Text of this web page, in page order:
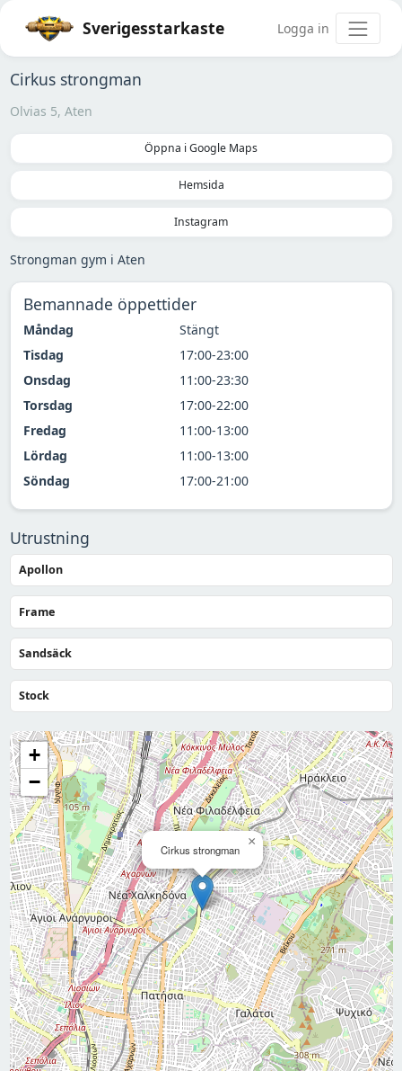
Sverigesstarkaste Logga in
Cirkus strongman
Olvias 5, Aten
Öppna i Google Maps
Hemsida
Instagram
Strongman gym i Aten
Bemannade öppettider
Måndag
Stängt
Tisdag
17:00-23:00
Onsdag
11:00-23:30
Torsdag
17:00-22:00
Fredag
11:00-13:00
Lördag
11:00-13:00
Söndag
17:00-21:00
Utrustning
Apollon
Frame
Sandsäck
Stock
Cirkus strongman
×
+
−